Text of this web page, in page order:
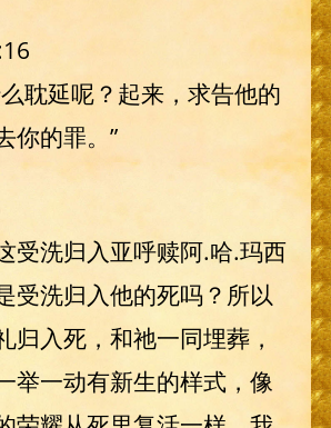
耽延呢？起来，求告他的
你的罪。”
受洗归入亚呼赎阿.哈.玛西
受洗归入他的死吗？所以
归入死，和祂一同埋葬，
举一动有新生的样式，像